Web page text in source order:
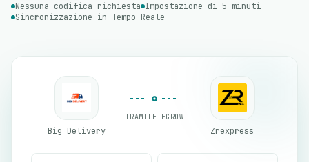
Nessuna codifica richiesta Impostazione di 5 minuti
Sincronizzazione in Tempo Reale
Big Delivery
TRAMITE EGROW
Zrexpress